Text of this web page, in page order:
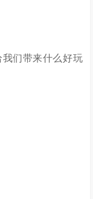
们带来什么好玩